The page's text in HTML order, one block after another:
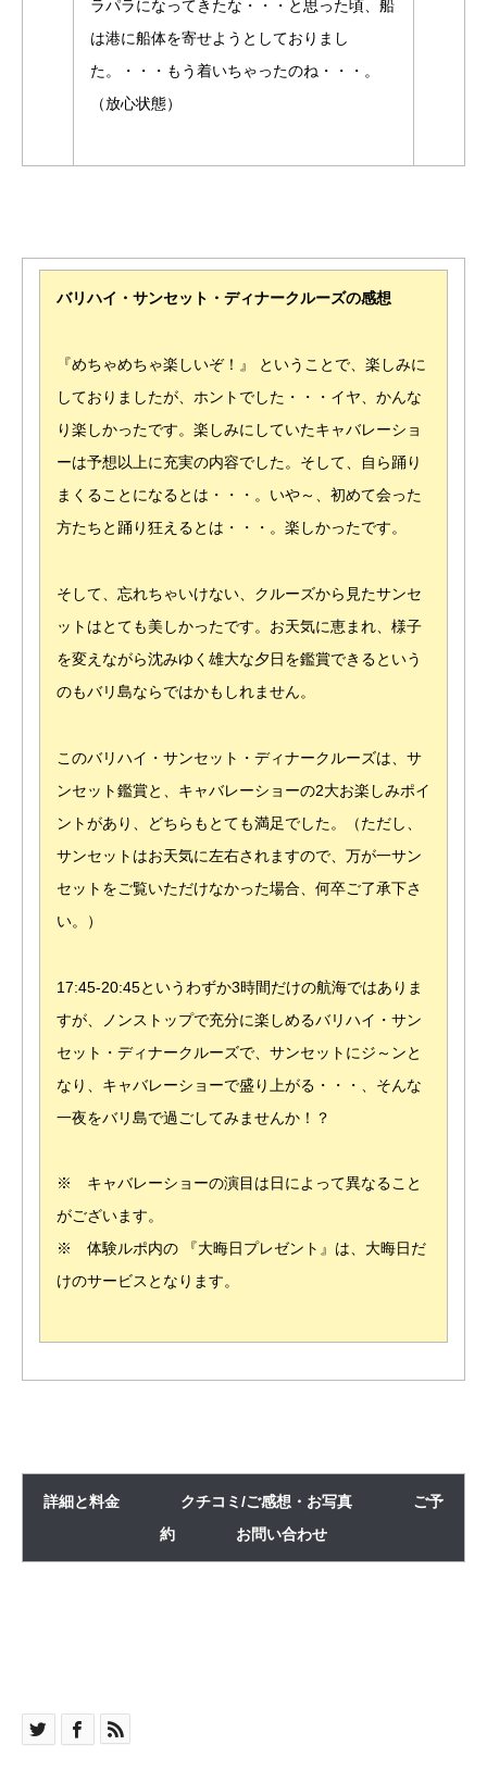
ラパラになってきたな・・・と思った頃、船
は港に船体を寄せようとしておりまし
た。・・・もう着いちゃったのね・・・。
（放心状態）
バリハイ・サンセット・ディナークルーズの感想
『めちゃめちゃ楽しいぞ！』 ということで、楽しみに
しておりましたが、ホントでした・・・イヤ、かんな
り楽しかったです。楽しみにしていたキャバレーショ
ーは予想以上に充実の内容でした。そして、自ら踊り
まくることになるとは・・・。いや～、初めて会った
方たちと踊り狂えるとは・・・。楽しかったです。
そして、忘れちゃいけない、クルーズから見たサンセ
ットはとても美しかったです。お天気に恵まれ、様子
を変えながら沈みゆく雄大な夕日を鑑賞できるという
のもバリ島ならではかもしれません。
このバリハイ・サンセット・ディナークルーズは、サ
ンセット鑑賞と、キャバレーショーの2大お楽しみポイ
ントがあり、どちらもとても満足でした。（ただし、
サンセットはお天気に左右されますので、万が一サン
セットをご覧いただけなかった場合、何卒ご了承下さ
い。）
17:45-20:45というわずか3時間だけの航海ではありま
すが、ノンストップで充分に楽しめるバリハイ・サン
セット・ディナークルーズで、サンセットにジ～ンと
なり、キャバレーショーで盛り上がる・・・、そんな
一夜をバリ島で過ごしてみませんか！？
※ キャバレーショーの演目は日によって異なること
がございます。
※ 体験ルポ内の 『大晦日プレゼント』は、大晦日だ
けのサービスとなります。
詳細と料金 クチコミ/ご感想・お写真
ご予
約
お問い合わせ